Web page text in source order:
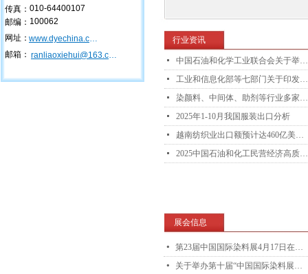
010-64400107
ranliaoxiehui@163.com
www.dyechina.com
100062
传真：
邮编：
网址：
邮箱：
行业资讯
넷 中国石油和化学工业联合会关于举办第十二届石油和化工企业品牌故事征文比赛活动的通知
넷 工业和信息化部等七部门关于印发《加力推进石化化工行业老旧装置更新改造行动方案（2026－2029年）》的通知
넷 染颜料、中间体、助剂等行业多家企业入选“2025年度中国精细化工TOP100企业”等榜单
넷 2025年1-10月我国服装出口分析
넷 越南纺织业出口额预计达460亿美元，稳居全球第三
넷 2025中国石油和化工民营经济高质量发展大会会议议程发布
展会信息
넸 第23届中国国际染料展4月17日在上海盛装开幕
넸 关于举办第十届“中国国际染料展亚洲巡展（土耳其）”的通知